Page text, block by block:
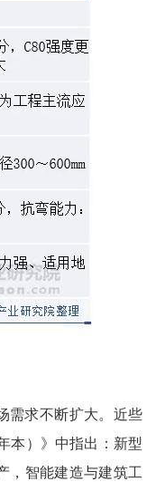
需求不断扩大。近些
本）》中指出：新型
，智能建造与建筑工